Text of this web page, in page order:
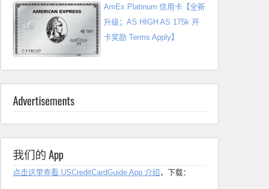
AmEx Platinum 信用卡【全新
升级；AS HIGH AS 175k 开
卡奖励 Terms Apply】
Advertisements
我们的 App
点击这里查看 USCreditCardGuide App 介绍 ，下载：